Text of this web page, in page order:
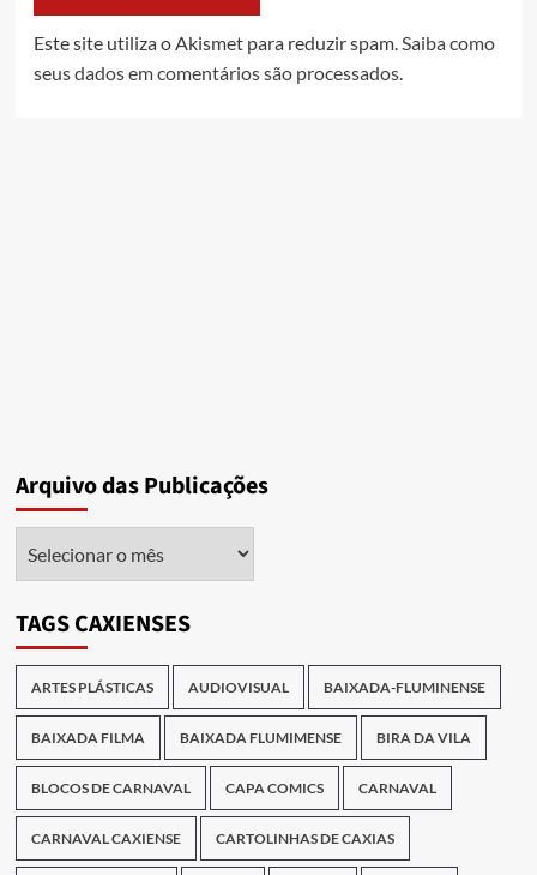
Este site utiliza o Akismet para reduzir spam.Saiba como
seus dados em comentários são processados.
Arquivo das Publicações
TAGS CAXIENSES
ARTES PLÁSTICAS AUDIOVISUAL BAIXADA-FLUMINENSE
BAIXADA FILMA BAIXADA FLUMIMENSE BIRA DA VILA
BLOCOS DE CARNAVAL CAPA COMICS CARNAVAL
CARNAVAL CAXIENSE CARTOLINHAS DE CAXIAS